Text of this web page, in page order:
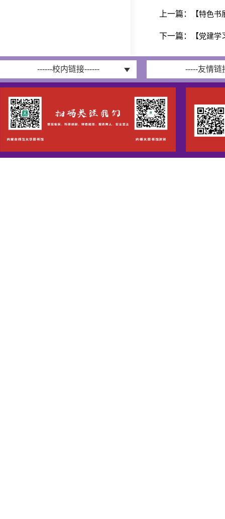
上一篇： 【特色
下一篇： 【党建
------校内链接------ -----友情链